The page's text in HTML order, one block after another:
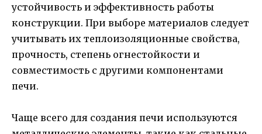
устойчивость и эффективность работы
конструкции. При выборе материалов следует
учитывать их теплоизоляционные свойства,
прочность, степень огнестойкости и
совместимость с другими компонентами
печи.
Чаще всего для создания печи используются